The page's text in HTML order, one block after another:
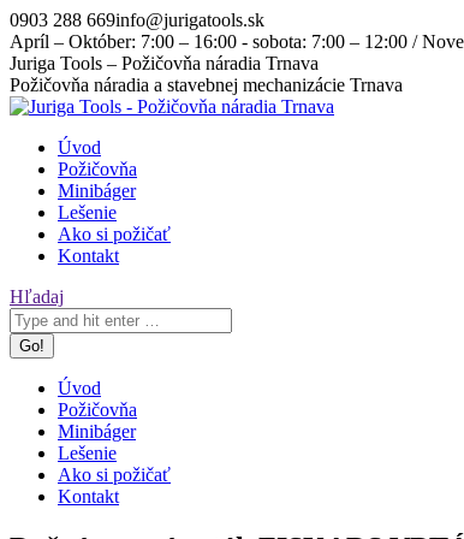
Skip
to
content
0903 288 669info@jurigatools.sk
Apríl – Október: 7:00 – 16:00 - sobota: 7:00 – 12:00 /
Facebook
page
opens
new
window
Instagram
page
opens
new
window
Juriga Tools – Požičovňa náradia Trnava
Požičovňa náradia a stavebnej mechanizácie Trnava
Úvod
Požičovňa
Minibáger
Lešenie
Ako si požičať
Kontakt
Search:
Hľadaj
Úvod
Požičovňa
Minibáger
Lešenie
Ako si požičať
Kontakt